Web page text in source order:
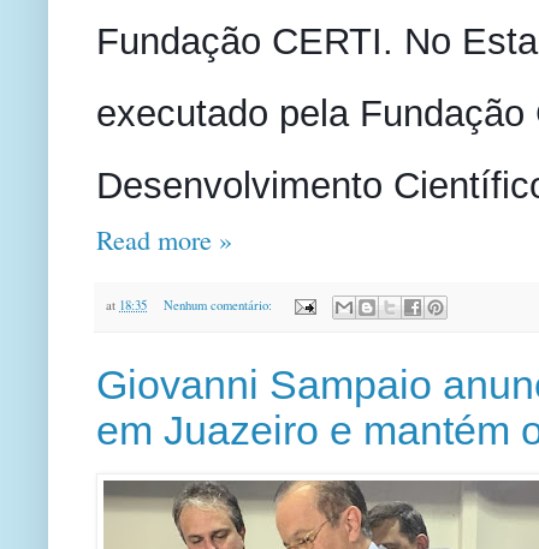
Fundação CERTI. No
executado pela
Desenvolvimento
Read more »
at 18:35 Nenhum comentário:
Giovanni Sampaio
em Juazeiro e mantém